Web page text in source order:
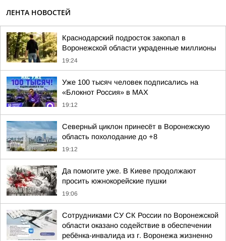
ЛЕНТА НОВОСТЕЙ
Краснодарский подросток закопал в
Воронежской области украденные миллионы
19:24
Уже 100 тысяч человек подписались на
«Блокнот Россия» в МАХ
19:12
Северный циклон принесёт в Воронежскую
область похолодание до +8
19:12
Да помогите уже. В Киеве продолжают
просить южнокорейские пушки
19:06
Сотрудниками СУ СК России по Воронежской
области оказано содействие в обеспечении
ребёнка-инвалида из г. Воронежа жизненно